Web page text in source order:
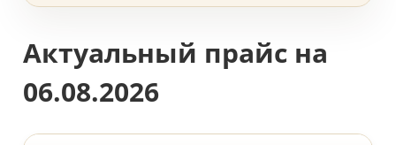
Актуальный прайс на
06.08.2026